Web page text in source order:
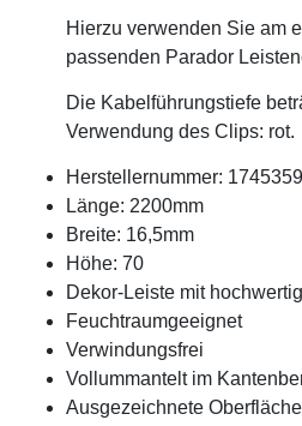
Hierzu verwenden Sie am
passenden Parador
Die Kabelführungstiefe
Verwendung des Clips: rot.
Herstellernummer: 1745359
Länge: 2200mm
Breite: 16,5mm
Höhe: 70
Dekor-Leiste mit
Feuchtraumgeeignet
Verwindungsfrei
Vollummantelt im
Ausgezeichnete